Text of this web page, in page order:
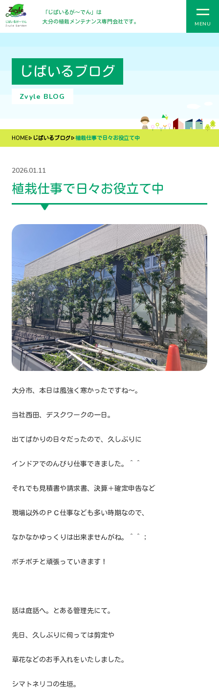
「じばいるが〜でん」は
大分の植栽メンテナンス専門会社です。
じばいるブログ
Zvyle BLOG
HOME じばいるブログ 植栽仕事で日々お役立て中
2026.01.11
植栽仕事で日々お役立て中
大分市、本日は風強く寒かったですね〜。
当社西田、デスクワークの一日。
出てばかりの日々だったので、久しぶりに
インドアでのんびり仕事できました。＾＾
それでも見積書や請求書、決算＋確定申告など
現場以外のＰＣ仕事なども多い時期なので、
なかなかゆっくりは出来ませんがね。＾＾；
ボチボチと頑張っていきます！
話は庭話へ。とある管理先にて。
先日、久しぶりに伺っては剪定や
草花などのお手入れをいたしました。
シマトネリコの生垣。
MENU